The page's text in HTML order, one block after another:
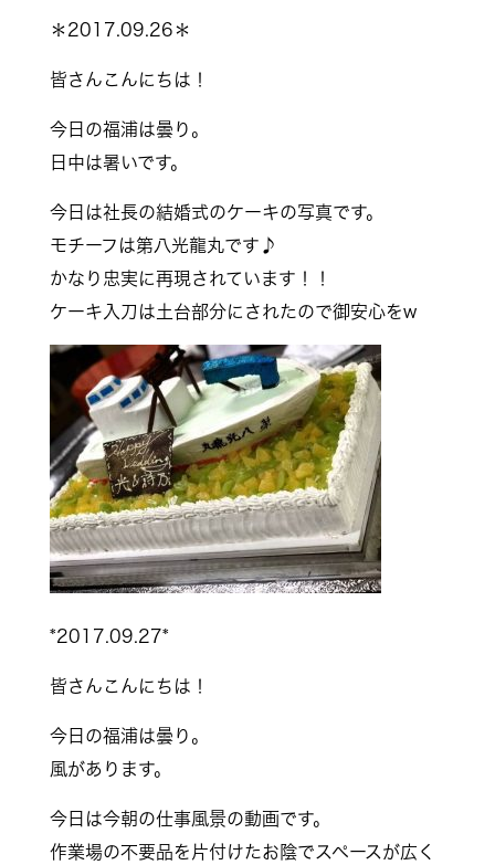
＊2017.09.26＊
皆さんこんにちは！
今日の福浦は曇り。
日中は暑いです。
今日は社長の結婚式のケーキの写真です。
モチーフは第八光龍丸です♪
かなり忠実に再現されています！！
ケーキ入刀は土台部分にされたので御安心をw
*2017.09.27*
皆さんこんにちは！
今日の福浦は曇り。
風があります。
今日は今朝の仕事風景の動画です。
作業場の不要品を片付けたお陰でスペースが広く